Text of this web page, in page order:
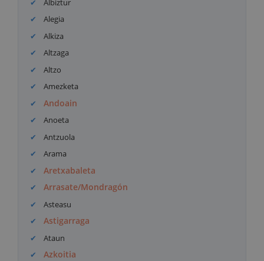
Albiztur
Alegia
Alkiza
Altzaga
Altzo
Amezketa
Andoain
Anoeta
Antzuola
Arama
Aretxabaleta
Arrasate/Mondragón
Asteasu
Astigarraga
Ataun
Azkoitia